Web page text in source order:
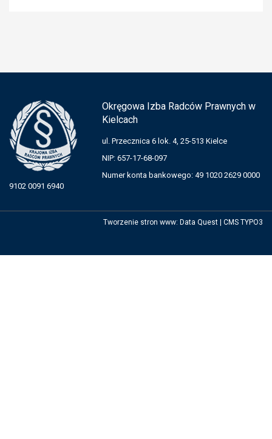
Okręgowa Izba Radców Prawnych w
Kielcach
ul. Przecznica 6 lok. 4, 25-513 Kielce
NIP: 657-17-68-097
Numer konta bankowego: 49 1020 2629 0000
9102 0091 6940
Tworzenie stron www: Data Quest CMS TYPO3